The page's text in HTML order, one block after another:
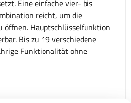
Eine einfache vier- bis
reicht, um die
öffnen. Hauptschlüsselfunktion
Bis zu 19 verschiedene
Funktionalität ohne